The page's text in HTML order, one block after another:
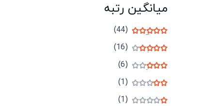
میانگین رتبه
5
(44)
4
(16)
3
(6)
(1)
(1)